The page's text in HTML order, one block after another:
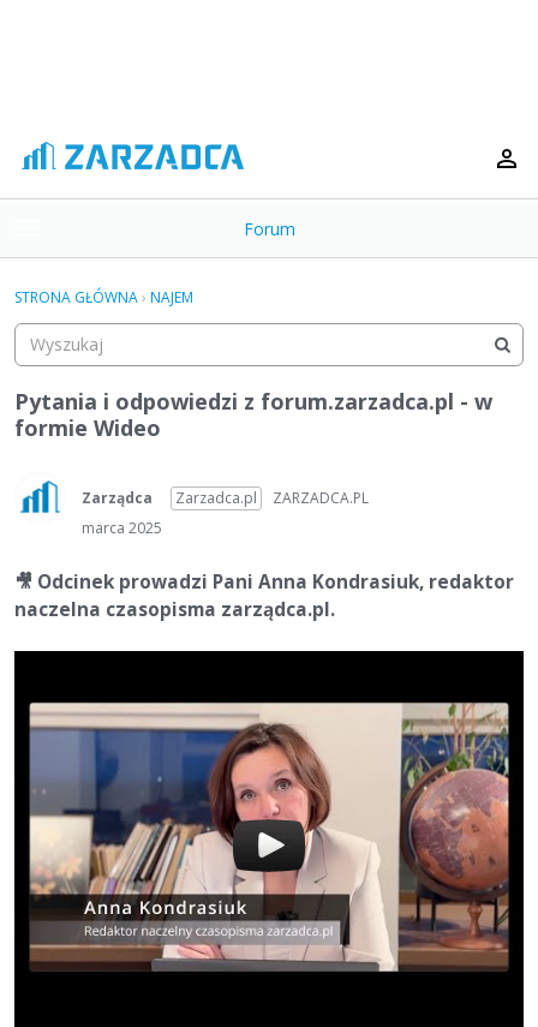
o
g
e
m
e
n
Forum
Kategorie
Dyskusje
Aktywność
STRONA GŁÓWNA› NAJEM
Pytania i odpowiedzi z forum.zarzadca.pl - w
formie Wideo
Zarządca Zarzadca.pl
ZARZADCA.PL
marca 2025
🎥 Odcinek prowadzi Pani Anna Kondrasiuk, redaktor
naczelna czasopisma zarządca.pl.